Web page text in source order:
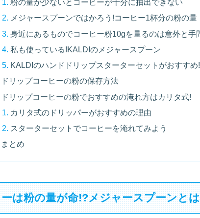
目次
ドリップコーヒーは粉の量が命!?メジャースプーンとは
粉の量が少ないとコーヒーが十分に抽出できない
私も使っている!KALDIのメジャースプーン
KALDIのハンドドリップスターターセットがおすすめ!